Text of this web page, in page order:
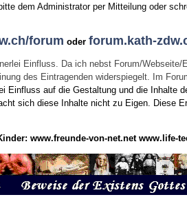
dem Administrator per Mitteilung oder
forum oderforum.kath-
Einfluss. Da ich nebst Forum/
des Eintragenden widerspiegelt. Im
Einfluss auf die Gestaltung und die Inhalte
sich diese Inhalte nicht zu Eigen. Diese
www.freunde-von-net.net www.life-